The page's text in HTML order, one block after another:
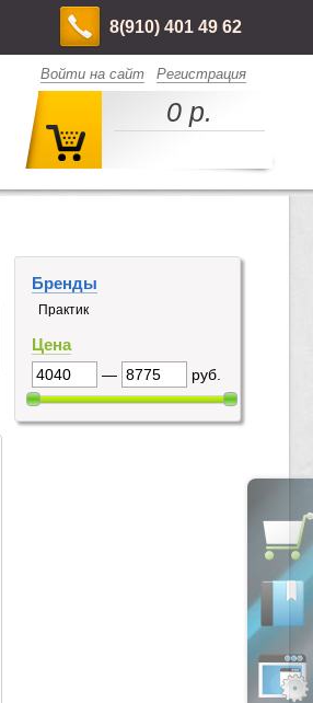
8(910) 401 49 62
Войти на сайт Регистрация
0 р.
Бренды
Практик
Цена
— руб.